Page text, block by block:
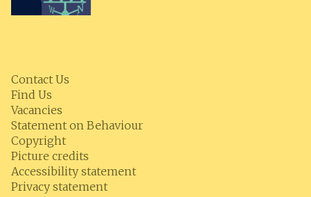
Contact Us
Find Us
Vacancies
Statement on Behaviour
Copyright
Picture credits
Accessibility statement
Privacy statement